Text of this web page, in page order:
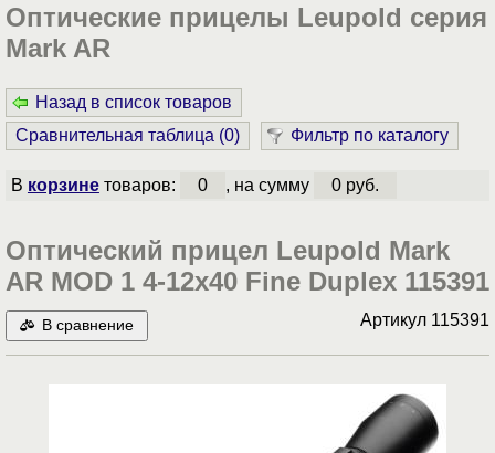
Оптические прицелы Leupold серия
Mark AR
Назад в список товаров
Сравнительная таблица (0) Фильтр по каталогу
В корзинетоваров: 0 , на сумму 0 руб.
Оптический прицел Leupold Mark
AR MOD 1 4-12x40 Fine Duplex 115391
В сравнение Артикул 115391